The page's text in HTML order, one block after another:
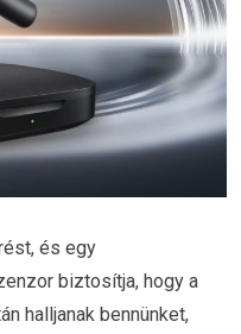
és egy
biztosítja, hogy a
halljanak bennünket,